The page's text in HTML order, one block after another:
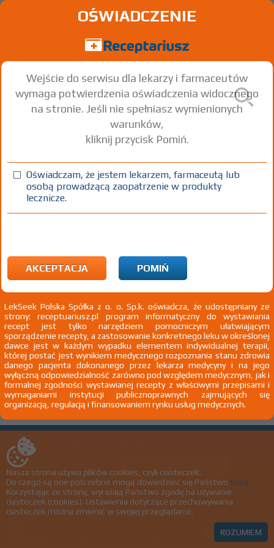
Znaleziono wyników:
Rx
Sultamicillinum
tabl. 375 mg 12 szt. Doustnie Pfizer Polska Sp. z o.o.
Strona: z1
+22 350 00 06
LekSeek ® Polska © 2026
Polityka prywatności
Regulamin
Nasza strona używa plików cookies, czyli ciasteczek.
Do czego są one potrzebne mogą dowiedzieć się Państwo tutaj
Korzystając ze strony, wyrażają Państwo zgodę na używanie
ciasteczek (cookies). Ustawienia dotyczące przechowywania
ciasteczek można zmienić w swojej przeglądarce.
ROZUMIEM
OŚWIADCZENIE
Wejście do serwisu dla lekarzy i farmaceutów
wymaga potwierdzenia oświadczenia widocznego
na stronie. Jeśli nie spełniasz wymienionych
warunków,
kliknij przycisk Pomiń.
Oświadczam, że jestem lekarzem, farmaceutą lub
osobą prowadzącą zaopatrzenie w produkty
lecznicze.
AKCEPTACJA POMIŃ
LekSeek Polska Spółka z o. o. Sp.k. oświadcza, że udostępniany ze
strony: receptuariusz.pl program informatyczny do wystawiania
recept jest tylko narzędziem pomocniczym ułatwiającym
sporządzenie recepty, a zastosowanie konkretnego leku w określonej
dawce jest w każdym wypadku elementem indywidualnej terapii,
której postać jest wynikiem medycznego rozpoznania stanu zdrowia
danego pacjenta dokonanego przez lekarza medycyny i na jego
wyłączną odpowiedzialność zarówno pod względem medycznym, jak i
formalnej zgodności wystawianej recepty z właściwymi przepisami i
wymaganiami instytucji publicznoprawnych zajmujących się
organizacją, regulacją i finansowaniem rynku usług medycznych.